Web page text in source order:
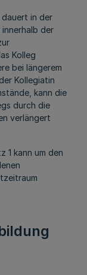
dauert in der
der
Kolleg
bei längerem
Kollegiatin
kann die
durch die
verlängert
1 kann um den